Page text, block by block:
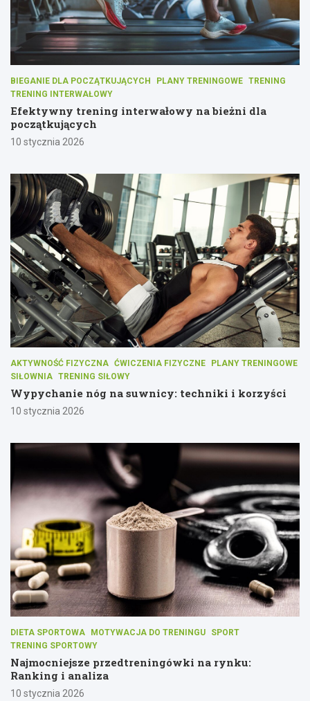
BIEGANIE DLA POCZĄTKUJĄCYCH PLANY TRENINGOWE TRENING
TRENING INTERWAŁOWY
Efektywny trening interwałowy na bieżni dla
początkujących
10 stycznia 2026
AKTYWNOŚĆ FIZYCZNA ĆWICZENIA FIZYCZNE
PLANY TRENINGOWE
SIŁOWNIA TRENING SIŁOWY
Wypychanie nóg na suwnicy: techniki i korzyści
10 stycznia 2026
DIETA SPORTOWA MOTYWACJA DO TRENINGU
SPORT
TRENING SPORTOWY
Najmocniejsze przedtreningówki na rynku:
Ranking i analiza
10 stycznia 2026